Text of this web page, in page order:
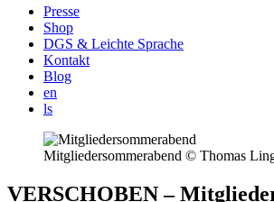
Presse
Shop
DGS & Leichte Sprache
Kontakt
Blog
en
ls
Mitgliedersommerabend © Thomas
VERSCHOBEN –